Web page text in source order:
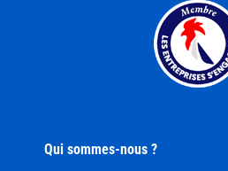
Qui sommes-nous ?